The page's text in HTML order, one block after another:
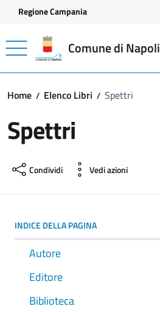
Vai ai contenuti
Vai al footer
Regione Campania
Comune di Napoli
Home Elenco Libri Spettri
Spettri
Condividi Vedi azioni
INDICE DELLA PAGINA
Autore
Editore
Biblioteca